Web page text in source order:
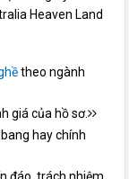
Heaven Land
theo ngành
giá của hồ sơ.
hay chính